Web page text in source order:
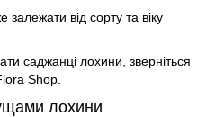
залежати від сорту та віку
саджанці лохини , зверніться
Shop
лохини